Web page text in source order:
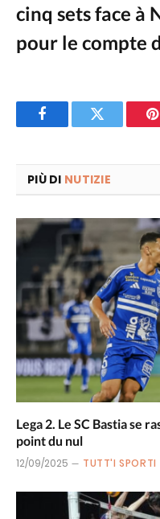
cinq sets face à
pour le compte
FacebookTwitter
PIÙ DI NUTIZIE
Lega 2. Le SC Bastia se
point du nul
12/09/2025 TUTT'I SPORTI